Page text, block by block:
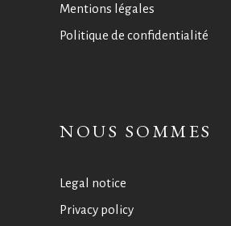
Mentions légales
Politique de confidentialité
NOUS SOMMES
Legal notice
Privacy policy